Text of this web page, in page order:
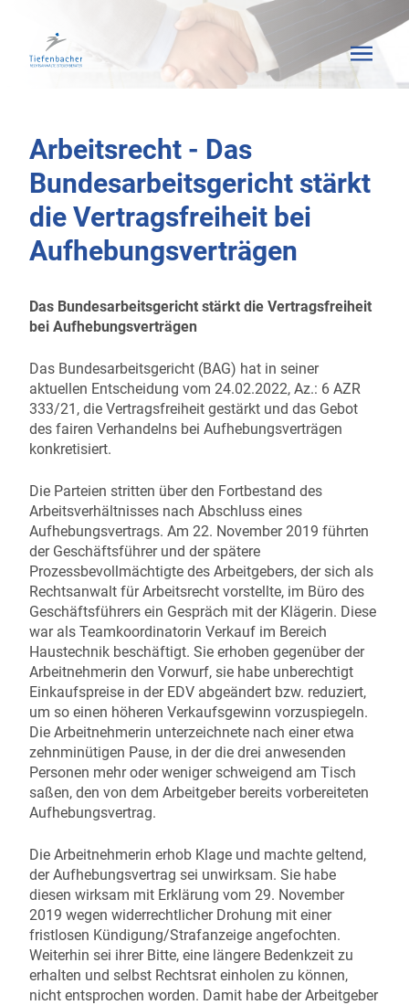
Arbeitsrecht - Das
Bundesarbeitsgericht stärkt
die Vertragsfreiheit bei
Aufhebungsverträgen
Das Bundesarbeitsgericht stärkt die Vertragsfreiheit
bei Aufhebungsverträgen
Das Bundesarbeitsgericht (BAG) hat in seiner
aktuellen Entscheidung vom 24.02.2022, Az.: 6 AZR
333/21, die Vertragsfreiheit gestärkt und das Gebot
des fairen Verhandelns bei Aufhebungsverträgen
konkretisiert.
Die Parteien stritten über den Fortbestand des
Arbeitsverhältnisses nach Abschluss eines
Aufhebungsvertrags. Am 22. November 2019 führten
der Geschäftsführer und der spätere
Prozessbevollmächtigte des Arbeitgebers, der sich als
Rechtsanwalt für Arbeitsrecht vorstellte, im Büro des
Geschäftsführers ein Gespräch mit der Klägerin. Diese
war als Teamkoordinatorin Verkauf im Bereich
Haustechnik beschäftigt. Sie erhoben gegenüber der
Arbeitnehmerin den Vorwurf, sie habe unberechtigt
Einkaufspreise in der EDV abgeändert bzw. reduziert,
um so einen höheren Verkaufsgewinn vorzuspiegeln.
Die Arbeitnehmerin unterzeichnete nach einer etwa
zehnminütigen Pause, in der die drei anwesenden
Personen mehr oder weniger schweigend am Tisch
saßen, den von dem Arbeitgeber bereits vorbereiteten
Aufhebungsvertrag.
Die Arbeitnehmerin erhob Klage und machte geltend,
der Aufhebungsvertrag sei unwirksam. Sie habe
diesen wirksam mit Erklärung vom 29. November
2019 wegen widerrechtlicher Drohung mit einer
fristlosen Kündigung/Strafanzeige angefochten.
Weiterhin sei ihrer Bitte, eine längere Bedenkzeit zu
erhalten und selbst Rechtsrat einholen zu können,
nicht entsprochen worden. Damit habe der Arbeitgeber